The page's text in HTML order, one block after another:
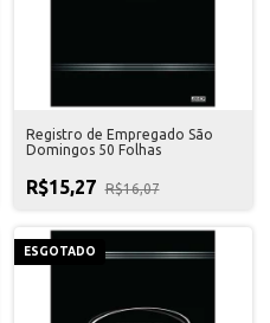
Registro de Empregado São
Domingos 50 Folhas
R$15,27 R$16,07
ESGOTADO